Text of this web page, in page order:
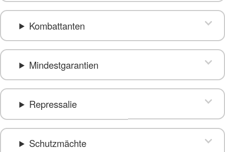
Kombattanten
Mindestgarantien
Repressalie
Schutzmächte